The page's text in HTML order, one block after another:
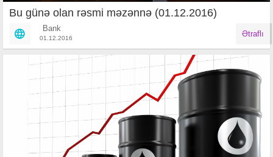
Bu günə olan rəsmi məzənnə (01.12.2016)
Bank
01.12.2016 Ətraflı